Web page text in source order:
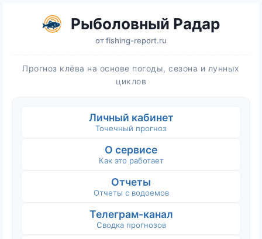
Рыболовный Радар
отfishing-report.ru
Прогноз клёва на основе погоды, сезона и лунных
циклов
Личный кабинет
Точечный прогноз
О сервисе
Как это работает
Отчеты
Отчеты с водоемов
Телеграм-канал
Сводка прогнозов